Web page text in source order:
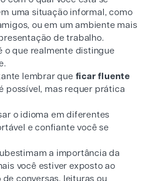
uma situação informal, como
ou em um ambiente mais
de trabalho.
o que realmente distingue
lembrar que ficar fluente
possível, mas requer prática
o idioma em diferentes
e confiante você se
a importância da
você estiver exposto ao
conversas, leituras ou